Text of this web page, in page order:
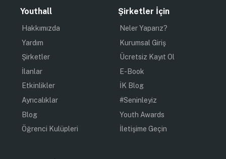
Youthall
Hakkımızda
Yardım
Şirketler
İlanlar
Etkinlikler
Ayrıcalıklar
Blog
Öğrenci Kulüpleri
Şirketler İçin
Neler Yaparız?
Kurumsal Giriş
Ücretsiz Kayıt Ol
E-Book
İK Blog
#Seninleyiz
Youth Awards
İletişime Geçin